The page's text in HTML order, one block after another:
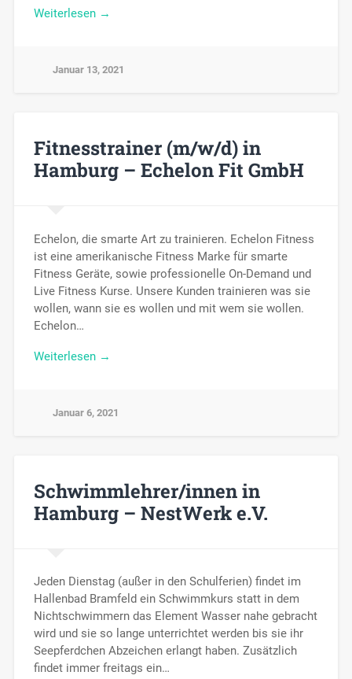
Weiterlesen →
Januar 13, 2021
Fitnesstrainer (m/w/d) in
Hamburg – Echelon Fit GmbH
Echelon, die smarte Art zu trainieren. Echelon Fitness
ist eine amerikanische Fitness Marke für smarte
Fitness Geräte, sowie professionelle On-Demand und
Live Fitness Kurse. Unsere Kunden trainieren was sie
wollen, wann sie es wollen und mit wem sie wollen.
Echelon…
Weiterlesen →
Januar 6, 2021
Schwimmlehrer/innen in
Hamburg – NestWerk e.V.
Jeden Dienstag (außer in den Schulferien) findet im
Hallenbad Bramfeld ein Schwimmkurs statt in dem
Nichtschwimmern das Element Wasser nahe gebracht
wird und sie so lange unterrichtet werden bis sie ihr
Seepferdchen Abzeichen erlangt haben. Zusätzlich
findet immer freitags ein…